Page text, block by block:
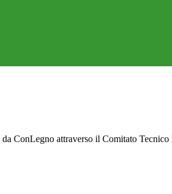
ConLegno attraverso il Comitato